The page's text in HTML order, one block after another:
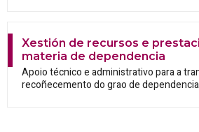
Xestión de recursos e
materia de dependencia
Apoio técnico e administrativo para a
recoñecemento do grao de